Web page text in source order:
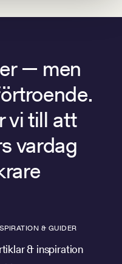
— men
vi till att
vardag
& GUIDER
& inspiration